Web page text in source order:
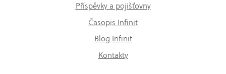
Příspěvky a pojišťovny
Časopis Infinit
Blog Infinit
Kontakty